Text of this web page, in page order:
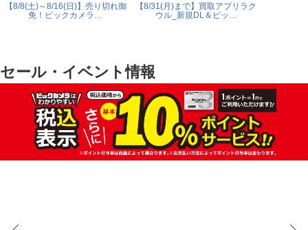
【8/8(土)～8/16(日)】売り切れ御
免！ビックカメラ…
【8/31(月)まで】買取アプリラク
ウル_新規DL＆ビッ…
セール・イベント情報